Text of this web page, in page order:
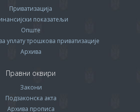
Приватизација
показатељи
Опште
уплату трошкова приватизације
Архива
Правни оквири
Закони
Подзаконска акта
Архива прописa